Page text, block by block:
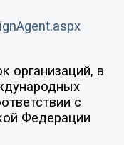
организаций, в
с
Федерации